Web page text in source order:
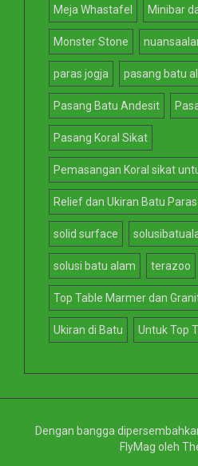
Meja Whastafel Minibar
Monster Stone
paras jogja pasang batu
Pasang Batu Andesit
Pasang Koral Sikat
Pemasangan Koral sikat
Relief dan Ukiran Batu
solid surface
solusi batu alam terazoo
Top Table Marmer dan
Ukiran di Batu Untuk Top
Dengan bangga
FlyMag oleh